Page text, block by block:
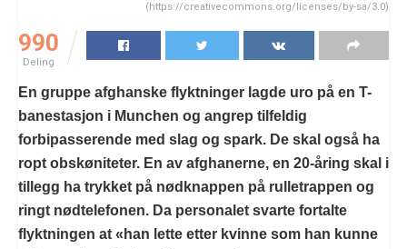
(https://creativecommons.org/licenses/by-sa/3.0)
990
Deling
En gruppe afghanske flyktninger lagde uro på en T-
banestasjon i Munchen og angrep tilfeldig
forbipasserende med slag og spark. De skal også ha
ropt obskøniteter. En av afghanerne, en 20-åring skal i
tillegg ha trykket på nødknappen på rulletrappen og
ringt nødtelefonen. Da personalet svarte fortalte
flyktningen at «han lette etter kvinne som han kunne